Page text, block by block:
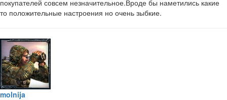
покупателей совсем незначительное.Вроде бы наметились какие
то положительные настроения но очень зыбкие.
molnija